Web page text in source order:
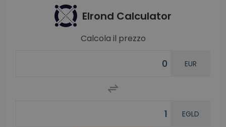
Elrond Calculator
Calcola il prezzo
EUR
EGLD